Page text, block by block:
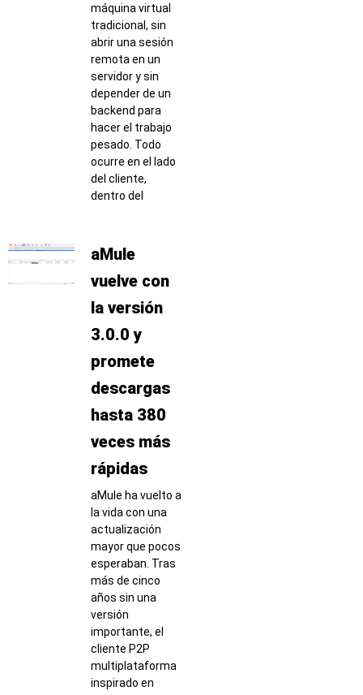
máquina virtual
tradicional, sin
abrir una sesión
remota en un
servidor y sin
depender de un
backend para
hacer el trabajo
pesado. Todo
ocurre en el lado
del cliente,
dentro del
aMule
vuelve con
la versión
3.0.0 y
promete
descargas
hasta 380
veces más
rápidas
aMule ha vuelto a
la vida con una
actualización
mayor que pocos
esperaban. Tras
más de cinco
años sin una
versión
importante, el
cliente P2P
multiplataforma
inspirado en